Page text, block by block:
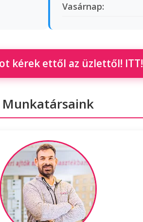
Vasárnap:
kérek ettől az üzlettől! ITT!
Munkatársaink